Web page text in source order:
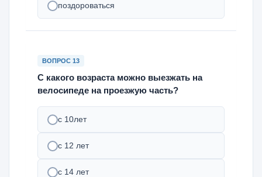
поздороваться
ВОПРОС 13
С какого возраста можно выезжать на
велосипеде на проезжую часть?
с 10лет
с 12 лет
с 14 лет